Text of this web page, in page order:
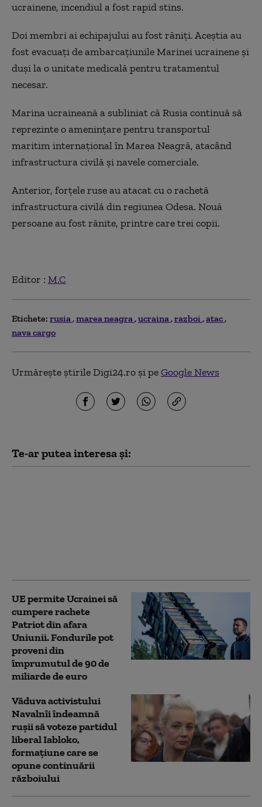
ucrainene, incendiul a fost rapid stins.
Doi membri ai echipajului au fost răniți. Aceștia au
fost evacuați de ambarcațiunile Marinei ucrainene și
duși la o unitate medicală pentru tratamentul
necesar.
Marina ucraineană a subliniat că Rusia continuă să
reprezinte o amenințare pentru transportul
maritim internațional în Marea Neagră, atacând
infrastructura civilă și navele comerciale.
Anterior, forțele ruse au atacat cu o rachetă
infrastructura civilă din regiunea Odesa. Nouă
persoane au fost rănite, printre care trei copii.
Editor : M.C
Etichete: rusia marea neagra ucraina razboi atac
nava cargo
Urmărește știrile Digi24.ro și peGoogle News
Te-ar putea interesa și:
UE permite Ucrainei să
cumpere rachete
Patriot din afara
Uniunii. Fondurile pot
proveni din
împrumutul de 90 de
miliarde de euro
Văduva activistului
Navalnîi îndeamnă
ruşii să voteze partidul
liberal Iabloko,
formațiune care se
opune continuării
războiului